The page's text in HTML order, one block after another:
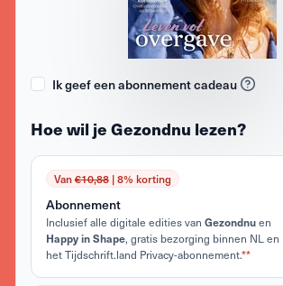
Ik geef een abonnement cadeau
Hoe wil je Gezondnu lezen?
Van€10,88| 8% korting
Abonnement
Inclusief alle digitale edities van Gezondnuen
Happy in Shape, gratis bezorging binnen NL en
het Tijdschrift.land Privacy-abonnement.**